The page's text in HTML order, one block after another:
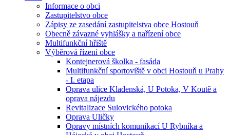
Informace o obci
Zastupitelstvo obce
Zápisy ze zasedání zastupitelstva obce Hostouň
Obecně závazné vyhlášky a nařízení obce
Multifunkční hřiště
Výběrová řízení obce
Kontejnerová školka - fasáda
Multifunkční sportoviště v obci Hostouň u Prahy
- I. etapa
Oprava ulice Kladenská, U Potoka, V Koutě a
oprava nájezdu
Revitalizace Sulovického potoka
Oprava Uličky
Opravy místních komunikací U Rybníka a